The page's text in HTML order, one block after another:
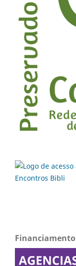
Financiamento